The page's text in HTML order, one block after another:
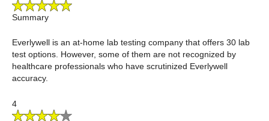
Summary
Everlywell is an at-home lab testing company that offers 30 lab
test options. However, some of them are not recognized by
healthcare professionals who have scrutinized Everlywell
accuracy.
4